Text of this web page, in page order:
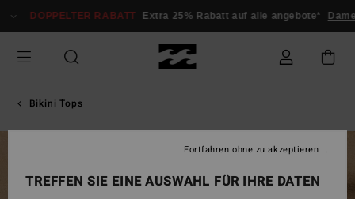
zur
springen
DOPPELTER RABATT Extra 25% Rabatt auf alle angebote*
Bikini Tops
TREFFEN SIE EINE AUSWAHL FÜR IHRE DATEN
Fortfahren ohne zu akzeptieren